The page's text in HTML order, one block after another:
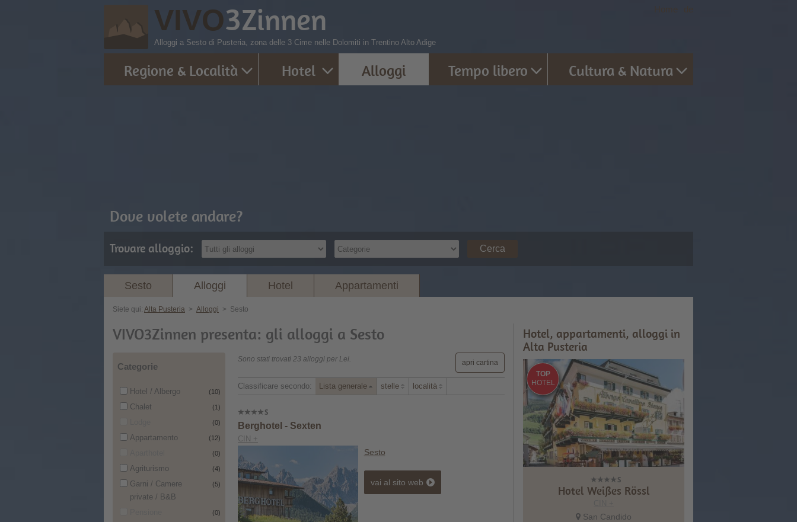
VIVO3Zinnen
Alloggi a Sesto di Pusteria, zona delle 3 Cime nelle Dolomiti in Trentino Alto Adige
Dove volete andare?
Trovare alloggio: Cerca
Regione & Località Hotel Alloggi Tempo libero Cultura & Natura
Sesto Alloggi Hotel Appartamenti
Siete qui: Alta Pusteria > Alloggi > Sesto
VIVO3Zinnen presenta: gli alloggi a Sesto
Categorie
Hotel / Albergo (10)
Chalet (1)
(0)
Appartamento (12)
(0)
Agriturismo (4)
Garni / Camere
private / B&B
(5)
(0)
apri cartina
Sono stati trovati 23 alloggi per Lei.
Classificare secondo: Lista generale stelle località
Berghotel - Sexten
CIN +
Sesto
vai al sito web
Hotel, appartamenti, alloggi in
Alta Pusteria
TOP
HOTEL
Hotel Weißes Rössl
San Candido